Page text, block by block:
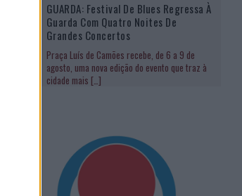
GUARDA: Festival De Blues Regressa À
Guarda Com Quatro Noites De
Grandes Concertos
Praça Luís de Camões recebe, de 6 a 9 de
agosto, uma nova edição do evento que traz à
cidade mais […]